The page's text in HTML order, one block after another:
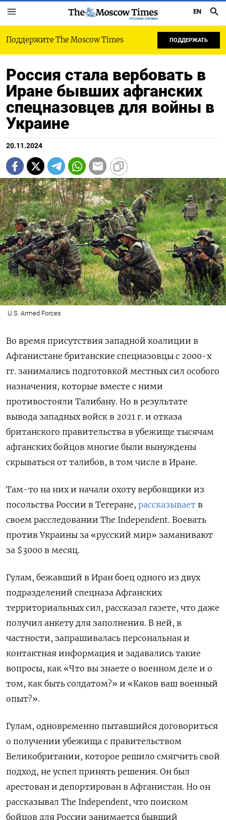
РУССКАЯ СЛУЖБА
EN
Поддержите The Moscow Times ПОДДЕРЖАТЬ
Россия стала вербовать в
Иране бывших афганских
спецназовцев для войны в
Украине
20.11.2024
U.S. Armed Forces
Во время присутствия западной коалиции в
Афганистане британские спецназовцы с 2000-х
гг. занимались подготовкой местных сил особого
назначения, которые вместе с ними
противостояли Талибану. Но в результате
вывода западных войск в 2021 г. и отказа
британского правительства в убежище тысячам
афганских бойцов многие были вынуждены
скрываться от талибов, в том числе в Иране.
Там-то на них и начали охоту вербовщики из
посольства России в Тегеране, рассказывает в
своем расследовании The Independent. Воевать
против Украины за «русский мир» заманивают
за $3000 в месяц.
Гулам, бежавший в Иран боец одного из двух
подразделений спецназа Афганских
территориальных сил, рассказал газете, что даже
получил анкету для заполнения. В ней, в
частности, запрашивалась персональная и
контактная информация и задавались такие
вопросы, как «Что вы знаете о военном деле и о
том, как быть солдатом?» и «Каков ваш военный
опыт?».
Гулам, одновременно пытавшийся договориться
о получении убежища с правительством
Великобритании, которое решило смягчить свой
подход, не успел принять решения. Он был
арестован и депортирован в Афганистан. Но он
рассказывал The Independent, что поиском
бойцов для России занимается бывший